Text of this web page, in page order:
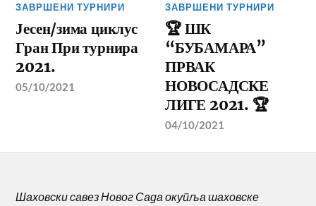
ЗАВРШЕНИ ТУРНИРИ
Јесен/зима циклус
Гран При турнира
2021.
05/10/2021
ЗАВРШЕНИ ТУРНИРИ
🏆 ШК
“БУБАМАРА”
ПРВАК
НОВОСАДСКЕ
ЛИГЕ 2021. 🏆
04/10/2021
Шаховски савез Новог Сада окупља шаховске